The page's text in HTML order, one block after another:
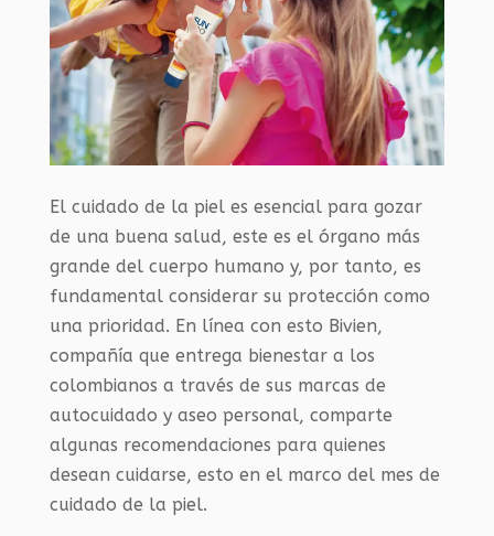
El cuidado de la piel es esencial para gozar
de una buena salud, este es el órgano más
grande del cuerpo humano y, por tanto, es
fundamental considerar su protección como
una prioridad. En línea con esto Bivien,
compañía que entrega bienestar a los
colombianos a través de sus marcas de
autocuidado y aseo personal, comparte
algunas recomendaciones para quienes
desean cuidarse, esto en el marco del mes de
cuidado de la piel.